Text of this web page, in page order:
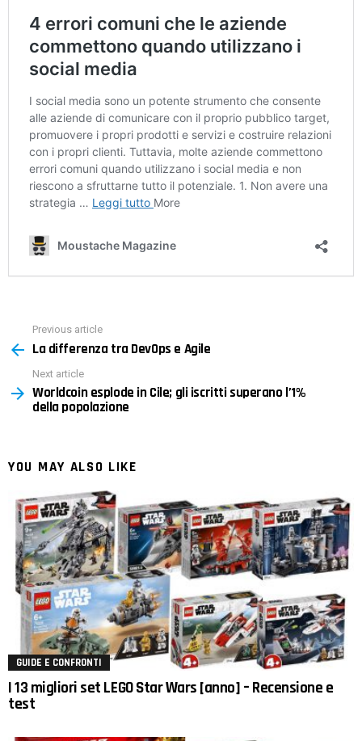
more
Previous article
La differenza tra DevOps e Agile
Next article
Worldcoin esplode in Cile; gli iscritti superano l’1%
della popolazione
YOU MAY ALSO LIKE
GUIDE E CONFRONTI
I 13 migliori set LEGO Star Wars [anno] – Recensione e
test